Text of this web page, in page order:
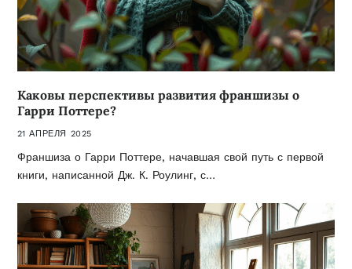
Каковы перспективы развития франшизы о
Гарри Поттере?
21 АПРЕЛЯ 2025
Франшиза о Гарри Поттере, начавшая свой путь с первой
книги, написанной Дж. К. Роулинг, с…